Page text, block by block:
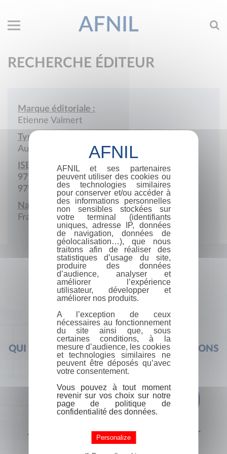
AFNIL
RECHERCHE ÉDITEUR
Marque éditoriale :
Etienne Valmert
Type de société :
Auto-édition
ISBN :
979-10-976699
979-10-983027
Nationalité :
France
QUI SOMMES-NOUS ?FOIRE AUX QUESTIONS
+33 (0) 1 44 41 29 19 CONTACT
AFNIL et ses partenaires
peuvent utiliser des cookies ou
des technologies similaires
pour conserver et/ou accéder à
des informations personnelles
non sensibles stockées sur
votre terminal (identifiants
uniques, adresse IP, données
de navigation, données de
géolocalisation…), que nous
traitons afin de réaliser des
statistiques d’usage du site,
produire des données
d’audience, analyser et
améliorer l’expérience
utilisateur, développer et
améliorer nos produits.
A l’exception de ceux
nécessaires au fonctionnement
du site ainsi que, sous
certaines conditions, à la
mesure d’audience, les cookies
et technologies similaires ne
peuvent être déposés qu’avec
votre consentement.
Vous pouvez à tout moment
revenir sur vos choix sur notre
page de politique de
confidentialité des données.
Personalize